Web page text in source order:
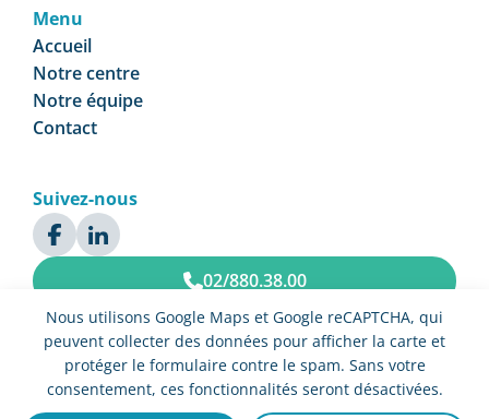
Nous utilisons Google Maps et Google reCAPTCHA, qui
peuvent collecter des données pour afficher la carte et
protéger le formulaire contre le spam. Sans votre
consentement, ces fonctionnalités seront désactivées.
Menu
Accueil
Notre centre
Notre équipe
Contact
Suivez-nous
02/880.38.00
Prendre rendez-vous
© Centre Médical Ciceron 2025 Tous droits réservés –Politique de